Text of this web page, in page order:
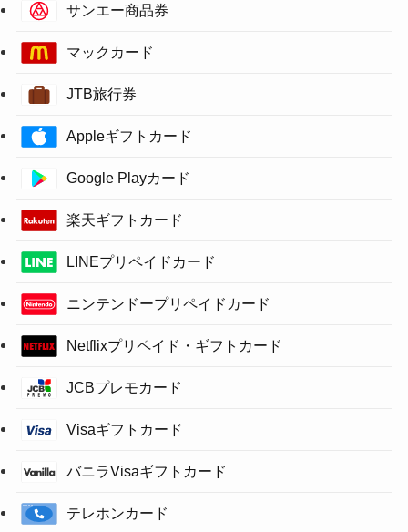
サンエー商品券
マックカード
JTB旅行券
Appleギフトカード
Google Playカード
楽天ギフトカード
LINEプリペイドカード
ニンテンドープリペイドカード
Netflixプリペイド・ギフトカード
JCBプレモカード
Visaギフトカード
バニラVisaギフトカード
テレホンカード